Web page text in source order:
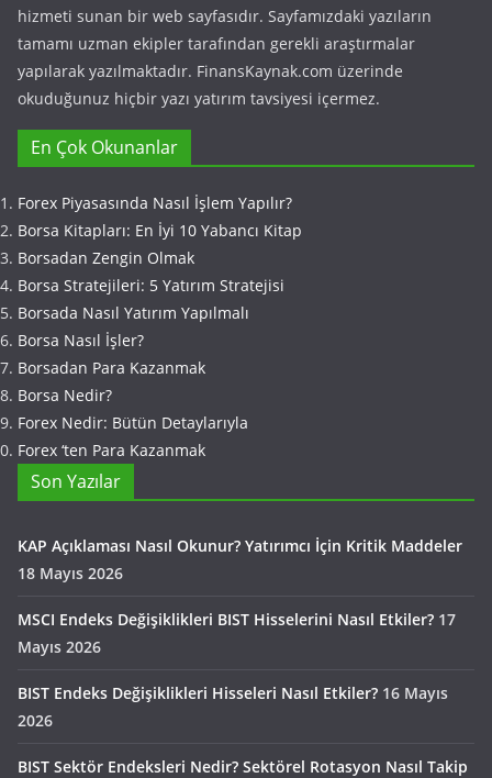
hizmeti sunan bir web sayfasıdır. Sayfamızdaki yazıların
tamamı uzman ekipler tarafından gerekli araştırmalar
yapılarak yazılmaktadır. FinansKaynak.com üzerinde
okuduğunuz hiçbir yazı yatırım tavsiyesi içermez.
En Çok Okunanlar
Forex Piyasasında Nasıl İşlem Yapılır?
Borsa Kitapları: En İyi 10 Yabancı Kitap
Borsadan Zengin Olmak
Borsa Stratejileri: 5 Yatırım Stratejisi
Borsada Nasıl Yatırım Yapılmalı
Borsa Nasıl İşler?
Borsadan Para Kazanmak
Borsa Nedir?
Forex Nedir: Bütün Detaylarıyla
Forex ‘ten Para Kazanmak
Son Yazılar
KAP Açıklaması Nasıl Okunur? Yatırımcı İçin Kritik Maddeler
18 Mayıs 2026
MSCI Endeks Değişiklikleri BIST Hisselerini Nasıl Etkiler? 17
Mayıs 2026
BIST Endeks Değişiklikleri Hisseleri Nasıl Etkiler? 16 Mayıs
2026
BIST Sektör Endeksleri Nedir? Sektörel Rotasyon Nasıl Takip